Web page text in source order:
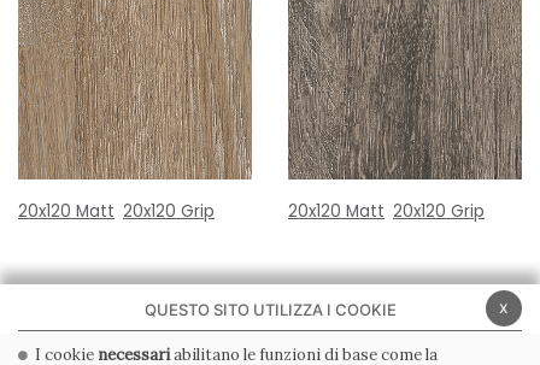
20x120 Matt 20x120 Grip 20x120 Matt 20x120 Grip
x
QUESTO SITO UTILIZZA I COOKIE
I cookie necessariabilitano le funzioni di base come la